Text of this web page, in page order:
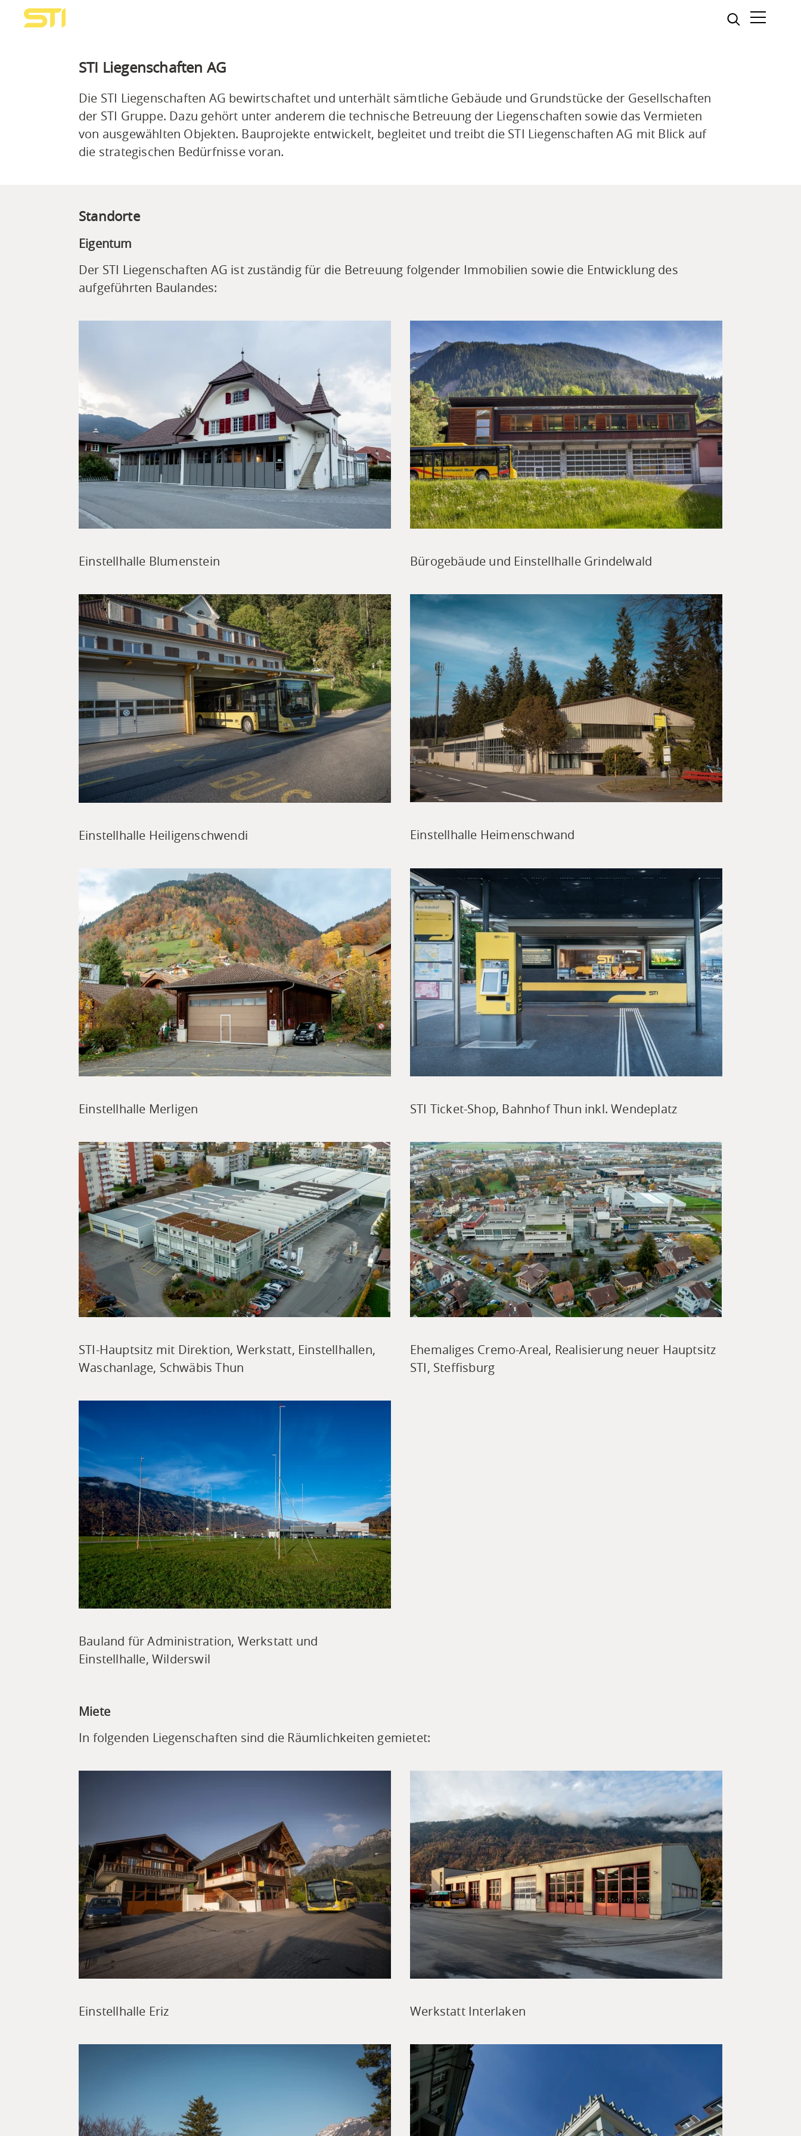
Navigieren
Sprunglinks
Hauptnavigation
Zum
Inhalt
SucheSuchbox
Suche
Hauptnavigation
STI Liegenschaften AG
Die STI Liegenschaften AG bewirtschaftet und unterhält sämtliche Gebäude und Grundstücke der Gesellschaften
der STI Gruppe. Dazu gehört unter anderem die technische Betreuung der Liegenschaften sowie das Vermieten
von ausgewählten Objekten. Bauprojekte entwickelt, begleitet und treibt die STI Liegenschaften AG mit Blick auf
die strategischen Bedürfnisse voran.
Standorte
Eigentum
Der STI Liegenschaften AG ist zuständig für die Betreuung folgender Immobilien sowie die Entwicklung des
aufgeführten Baulandes:
Einstellhalle Blumenstein Bürogebäude und Einstellhalle Grindelwald
Einstellhalle Heiligenschwendi Einstellhalle Heimenschwand
Einstellhalle Merligen STI Ticket-Shop, Bahnhof Thun inkl. Wendeplatz
STI-Hauptsitz mit Direktion, Werkstatt, Einstellhallen,
Waschanlage, Schwäbis Thun
Ehemaliges Cremo-Areal, Realisierung neuer Hauptsitz
STI, Steffisburg
Bauland für Administration, Werkstatt und
Einstellhalle, Wilderswil
Miete
In folgenden Liegenschaften sind die Räumlichkeiten gemietet:
Einstellhalle Eriz Werkstatt Interlaken